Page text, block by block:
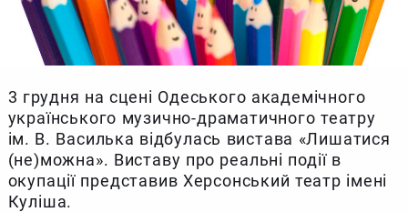
3 грудня на сцені Одеського академічного
українського музично-драматичного театру
ім. В. Василька відбулась вистава «Лишатися
(не)можна». Виставу про реальні події в
окупації представив Херсонський театр імені
Куліша.